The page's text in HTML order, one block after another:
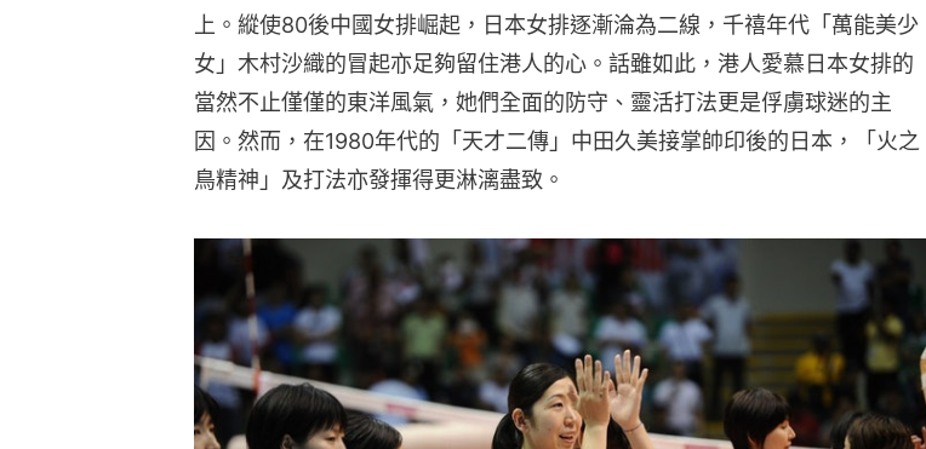
上。縱使80後中國女排崛起，日本女排逐漸淪為二線，千禧年代「萬能美少
女」木村沙織的冒起亦足夠留住港人的心。話雖如此，港人愛慕日本女排的
當然不止僅僅的東洋風氣，她們全面的防守、靈活打法更是俘虜球迷的主
因。然而，在1980年代的「天才二傳」中田久美接掌帥印後的日本，「火之
鳥精神」及打法亦發揮得更淋漓盡致。